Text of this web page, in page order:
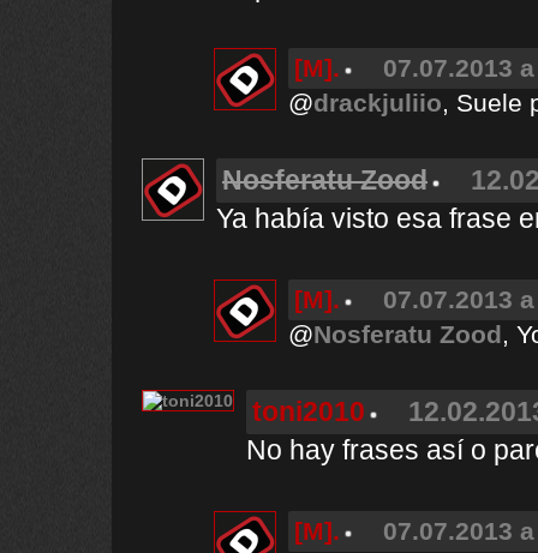
[M].
07.07.2013
@drackjuliio, Suele
Nosferatu Zood
Ya había visto esa frase
[M].
07.07.2013
@Nosferatu Zood,
toni2010
No hay frases así o
[M].
07.07.2013